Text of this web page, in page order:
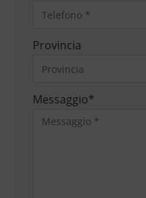
Provincia
Messaggio*